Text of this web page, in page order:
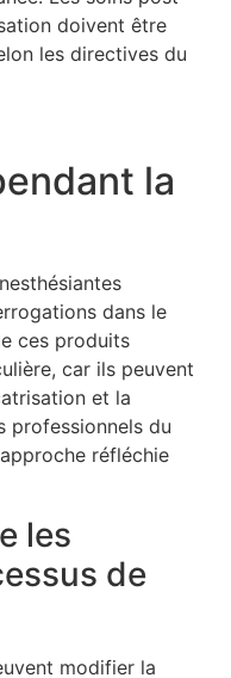
doivent être
les directives du
la
dans le
ces produits
car ils peuvent
et la
professionnels du
réfléchie
les
de
modifier la